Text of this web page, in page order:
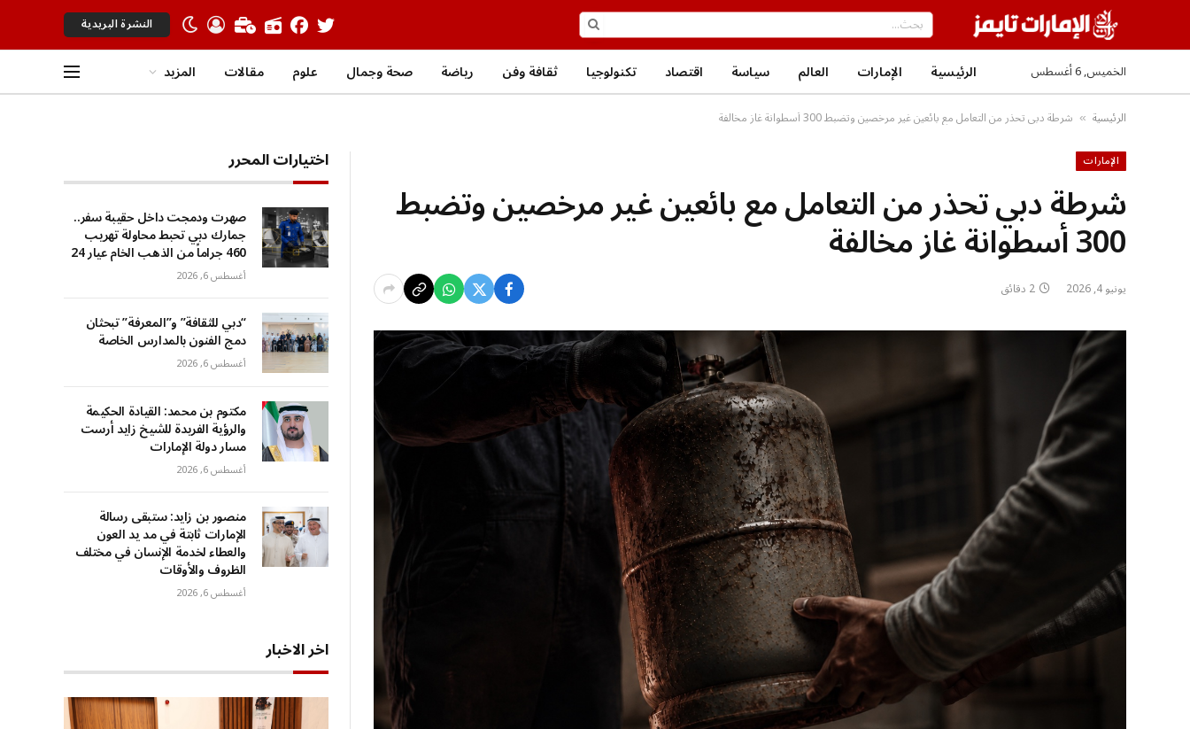
النشرة البريدية
الخميس, 6 أغسطس الرئيسية الإمارات العالم سياسة اقتصاد تكنولوجيا ثقافة وفن رياضة صحة وجمال علوم مقالات المزيد
الرئيسية » شرطة دبي تحذر من التعامل مع بائعين غير مرخصين وتضبط 300 أسطوانة غاز مخالفة
الإمارات
شرطة دبي تحذر من التعامل مع بائعين غير مرخصين وتضبط
300 أسطوانة غاز مخالفة
يونيو 4, 2026 2 دقائق
اختيارات المحرر
صهرت ودمجت داخل حقيبة سفر..
جمارك دبي تحبط محاولة تهريب
460 جراماً من الذهب الخام عيار 24
أغسطس 6, 2026
“دبي للثقافة” و”المعرفة” تبحثان
دمج الفنون بالمدارس الخاصة
أغسطس 6, 2026
مكتوم بن محمد: القيادة الحكيمة
والرؤية الفريدة للشيخ زايد أرست
مسار دولة الإمارات
أغسطس 6, 2026
منصور بن زايد: ستبقى رسالة
الإمارات ثابتة في مد يد العون
والعطاء لخدمة الإنسان في مختلف
الظروف والأوقات
أغسطس 6, 2026
اخر الاخبار